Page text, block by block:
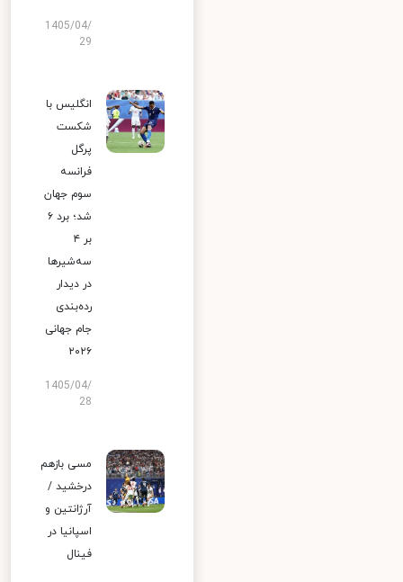
1405/04/
29
انگلیس با
شکست
پرگل
فرانسه
سوم جهان
شد؛ برد ۶
بر ۴
سه‌شیرها
در دیدار
رده‌بندی
جام جهانی
۲۰۲۶
1405/04/
28
مسی بازهم
درخشید /
آرژانتین و
اسپانیا در
فینال